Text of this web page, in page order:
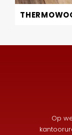
Op